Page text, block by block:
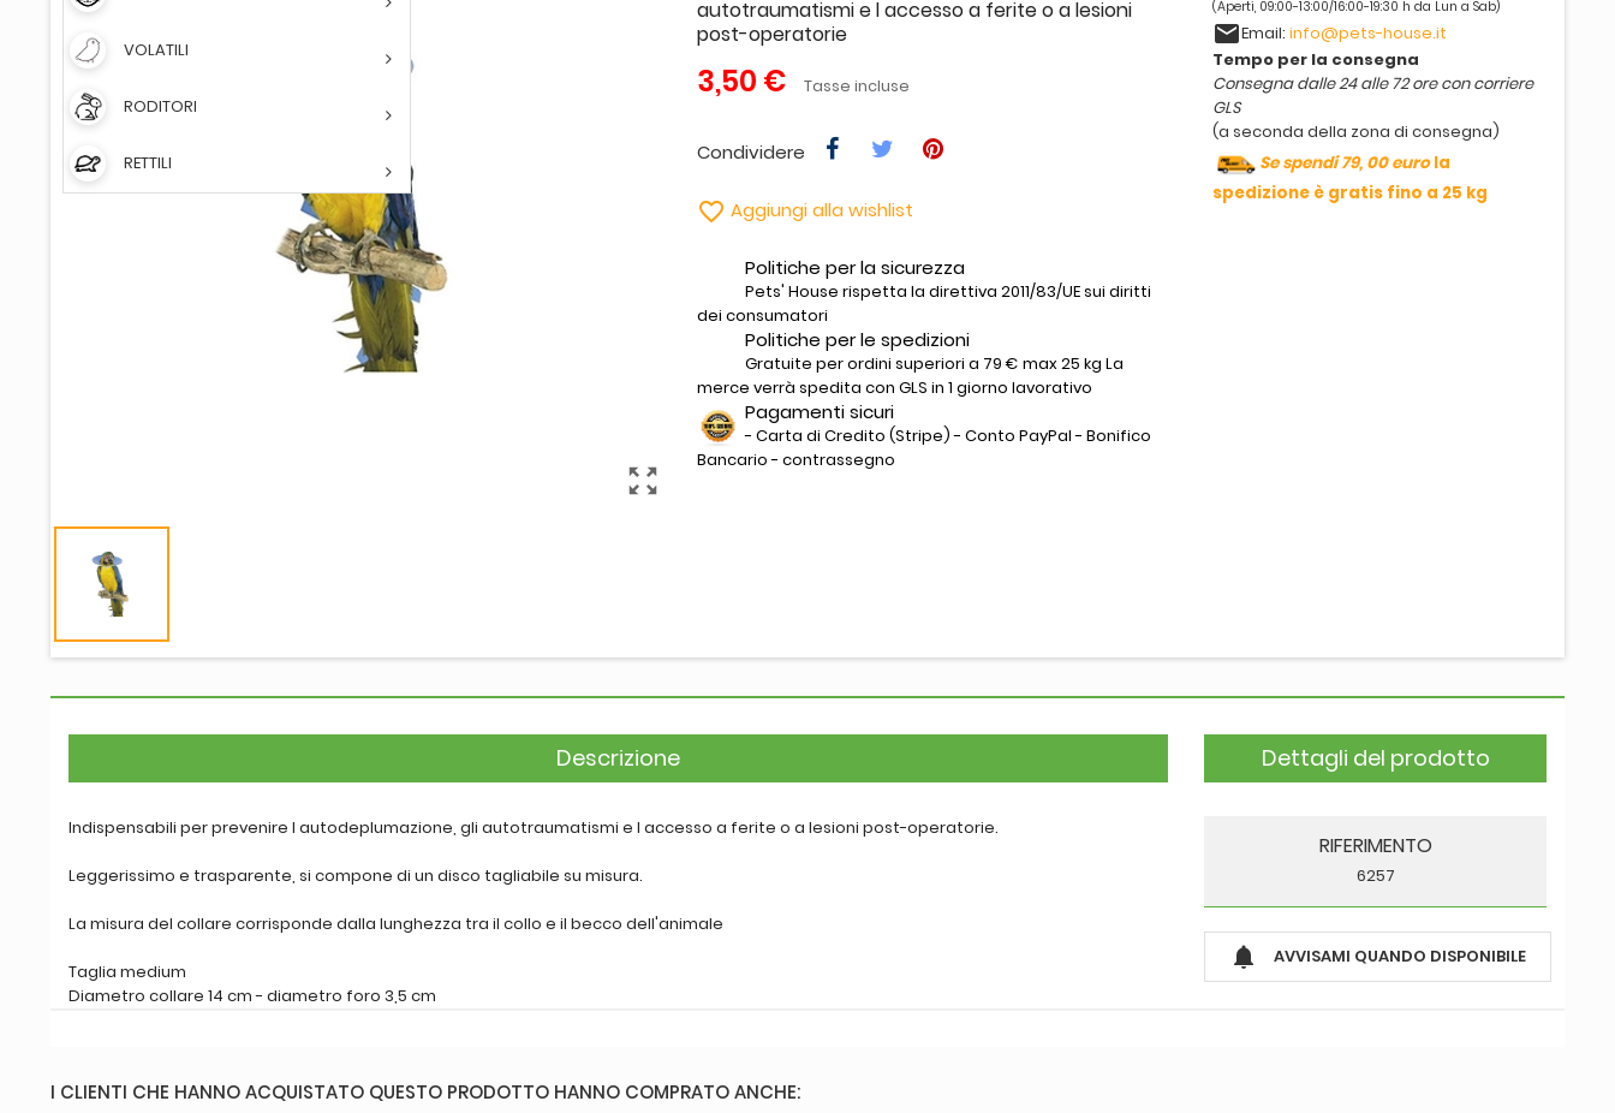
VOLATILI
RODITORI
RETTILI
zoom_out_map
autotraumatismi e l accesso a ferite o a lesioni
post-operatorie
3,50 € Tasse incluse
Condividere
 Aggiungi alla wishlist
Politiche per la sicurezza
Pets' House rispetta la direttiva 2011/83/UE sui diritti
dei consumatori
Politiche per le spedizioni
Gratuite per ordini superiori a 79 € max 25 kg La
merce verrà spedita con GLS in 1 giorno lavorativo
Pagamenti sicuri
- Carta di Credito (Stripe) - Conto PayPal - Bonifico
Bancario - contrassegno
(Aperti, 09:00-13:00/16:00-19:30 h da Lun a Sab)
emailEmail:info@pets-house.it
Tempo per la consegna
Consegna dalle 24 alle 72 ore con corriere
GLS
(a seconda della zona di consegna)
Se spendi 79, 00 eurola
spedizione è gratis fino a 25 kg
Descrizione
Indispensabili per prevenire l autodeplumazione, gli autotraumatismi e l accesso a ferite o a lesioni post-operatorie.
Leggerissimo e trasparente, si compone di un disco tagliabile su misura.
La misura del collare corrisponde dalla lunghezza tra il collo e il becco dell'animale
Taglia medium
Diametro collare 14 cm - diametro foro 3,5 cm
Dettagli del prodotto
RIFERIMENTO
6257
 AVVISAMI QUANDO DISPONIBILE
I CLIENTI CHE HANNO ACQUISTATO QUESTO PRODOTTO HANNO COMPRATO ANCHE: